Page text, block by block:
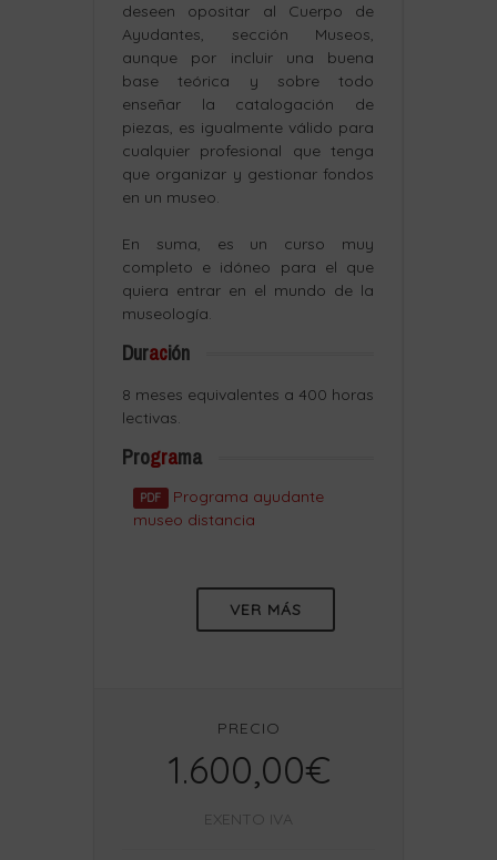
deseen opositar al Cuerpo de
Ayudantes, sección Museos,
aunque por incluir una buena
base teórica y sobre todo
enseñar la catalogación de
piezas, es igualmente válido para
cualquier profesional que tenga
que organizar y gestionar fondos
en un museo.
En suma, es un curso muy
completo e idóneo para el que
quiera entrar en el mundo de la
museología.
Duración
8 meses equivalentes a 400 horas
lectivas.
Programa
PDF
Programa ayudante
museo distancia
VER MÁS
PRECIO
1.600,00€
EXENTO IVA